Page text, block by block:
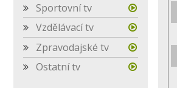
Sportovní tv
Vzdělávací tv
Zpravodajské tv
Ostatní tv